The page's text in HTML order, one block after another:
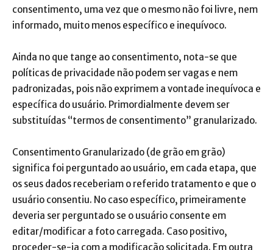
consentimento, uma vez que o mesmo não foi livre, nem
informado, muito menos específico e inequívoco.
Ainda no que tange ao consentimento, nota-se que
políticas de privacidade não podem ser vagas e nem
padronizadas, pois não exprimem a vontade inequívoca e
específica do usuário. Primordialmente devem ser
substituídas “termos de consentimento” granularizado.
Consentimento Granularizado (de grão em grão)
significa foi perguntado ao usuário, em cada etapa, que
os seus dados receberiam o referido tratamento e que o
usuário consentiu. No caso específico, primeiramente
deveria ser perguntado se o usuário consente em
editar/modificar a foto carregada. Caso positivo,
proceder-se-ia com a modificação solicitada. Em outra